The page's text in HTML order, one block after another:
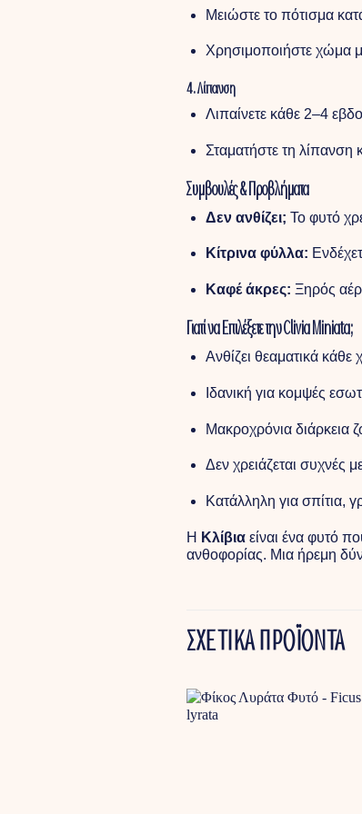
Μειώστε το πότισμα
Χρησιμοποιήστε χώμα
4. Λίπανση
Λιπαίνετε κάθε 2–4
Σταματήστε τη λίπανση
Συμβουλές & Προβλήματα
Δεν ανθίζει; Το φυτό
Κίτρινα φύλλα:
Καφέ άκρες: Ξηρός
Γιατί να Επιλέξετε την Clivia Miniata;
Ανθίζει θεαματικά
Ιδανική για κομψές
Μακροχρόνια διάρκεια
Δεν χρειάζεται συχνές
Κατάλληλη για σπίτια,
Η Κλίβια είναι ένα φυτό
ανθοφορίας. Μια ήρεμη
ΣΧΕΤΙΚΑ ΠΡΟΪΟΝΤΑ